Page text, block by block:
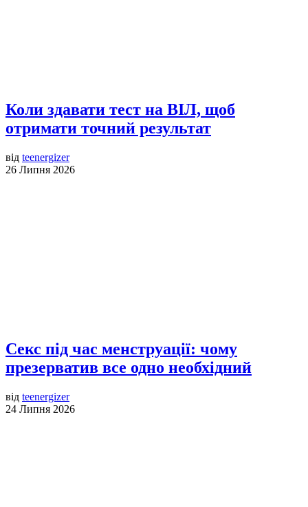
Коли здавати тест на ВІЛ, щоб
отримати точний результат
від teenergizer
26 Липня 2026
Секс під час менструації: чому
презерватив все одно необхідний
від teenergizer
24 Липня 2026